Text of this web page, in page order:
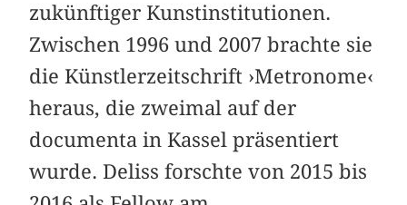
zukünftiger Kunstinstitutionen.
Zwischen 1996 und 2007 brachte sie
die Künstlerzeitschrift ›Metronome‹
heraus, die zweimal auf der
documenta in Kassel präsentiert
wurde. Deliss forschte von 2015 bis